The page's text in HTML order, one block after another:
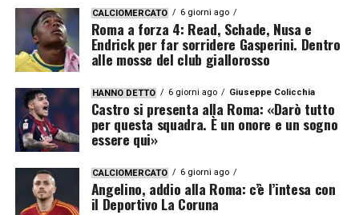
CALCIOMERCATO 6 giorni ago
Roma a forza 4: Read, Schade, Nusa e
Endrick per far sorridere Gasperini. Dentro
alle mosse del club giallorosso
HANNO DETTO 6 giorni ago Giuseppe Colicchia
Castro si presenta alla Roma: «Darò tutto
per questa squadra. È un onore e un sogno
essere qui»
CALCIOMERCATO 6 giorni ago
Angelino, addio alla Roma: c’è l’intesa con
il Deportivo La Coruna